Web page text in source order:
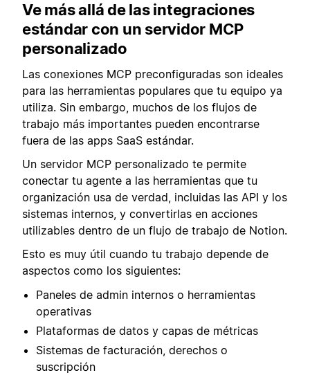
Ve más allá de las integraciones
estándar con un servidor MCP
personalizado
Las conexiones MCP preconfiguradas son ideales
para las herramientas populares que tu equipo ya
utiliza. Sin embargo, muchos de los flujos de
trabajo más importantes pueden encontrarse
fuera de las apps SaaS estándar.
Un servidor MCP personalizado te permite
conectar tu agente a las herramientas que tu
organización usa de verdad, incluidas las API y los
sistemas internos, y convertirlas en acciones
utilizables dentro de un flujo de trabajo de Notion.
Esto es muy útil cuando tu trabajo depende de
aspectos como los siguientes:
Paneles de admin internos o herramientas
operativas
Plataformas de datos y capas de métricas
Sistemas de facturación, derechos o
suscripción